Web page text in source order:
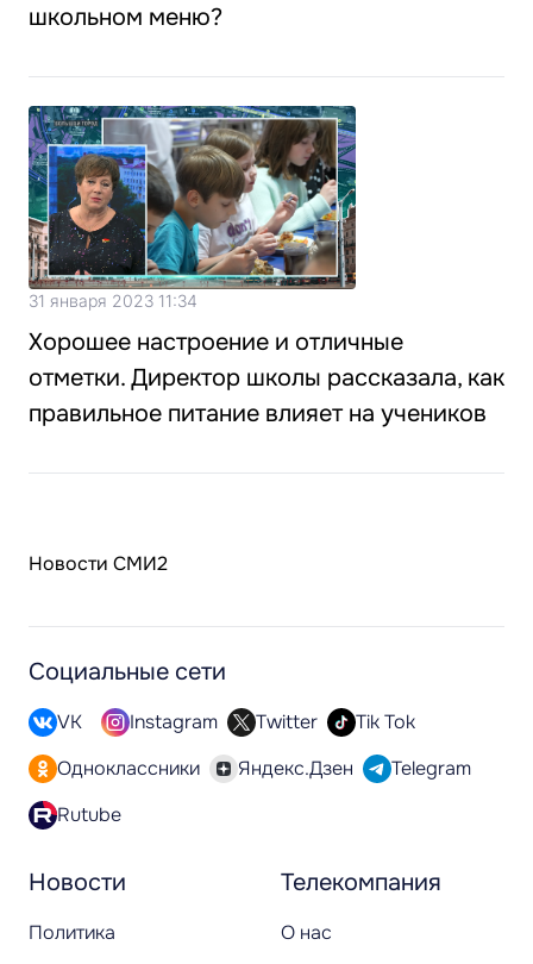
школьном меню?
31 января 2023 11:34
Хорошее настроение и отличные
отметки. Директор школы рассказала, как
правильное питание влияет на учеников
Новости СМИ2
Новости
Политика
Телекомпания
О нас
Социальные сети
VK Instagram Twitter
Tik Tok
Одноклассники
Яндекс.Дзен
Telegram
Rutube